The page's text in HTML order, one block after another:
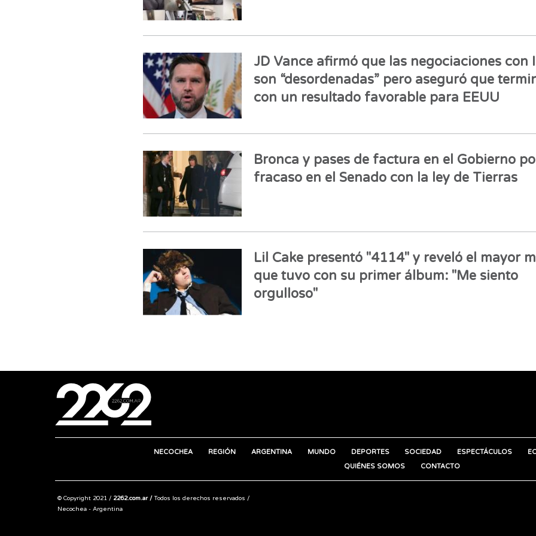
JD Vance afirmó que las negociaciones con
son “desordenadas” pero aseguró que
con un resultado favorable para EEUU
Bronca y pases de factura en el Gobierno
fracaso en el Senado con la ley de Tierras
Lil Cake presentó "4114" y reveló el mayor
que tuvo con su primer álbum: "Me siento
orgulloso"
NECOCHEA REGIÓN ARGENTINA MUNDO DEPORTES SOCIEDAD ESPECTÁCULOS
QUIÉNES SOMOS
CONTACTO
© Copyright 2021 / 2262.com.ar /Todos los derechos reservados /
Necochea - Argentina